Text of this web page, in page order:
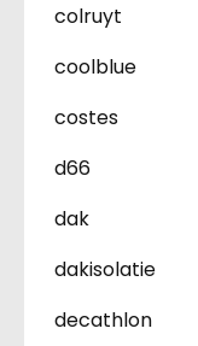
colruyt
coolblue
costes
d66
dak
dakisolatie
decathlon